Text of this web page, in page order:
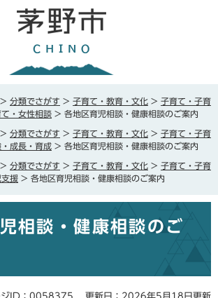
> 分類でさがす > 子育て・教育・文化 > 子育て・子育
て・女性相談 > 各地区育児相談・健康相談のご案内
> 分類でさがす > 子育て・教育・文化 > 子育て・子育
・成長・育成 > 各地区育児相談・健康相談のご案内
> 分類でさがす > 子育て・教育・文化 > 子育て・子育
支援 > 各地区育児相談・健康相談のご案内
相談・健康相談のご